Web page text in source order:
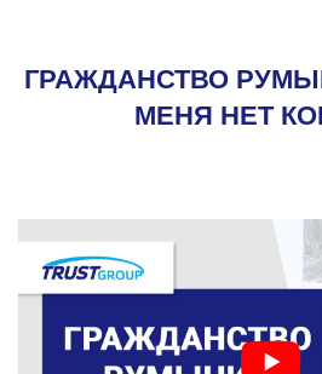
ГРАЖДАНСТВО
МЕНЯ НЕТ